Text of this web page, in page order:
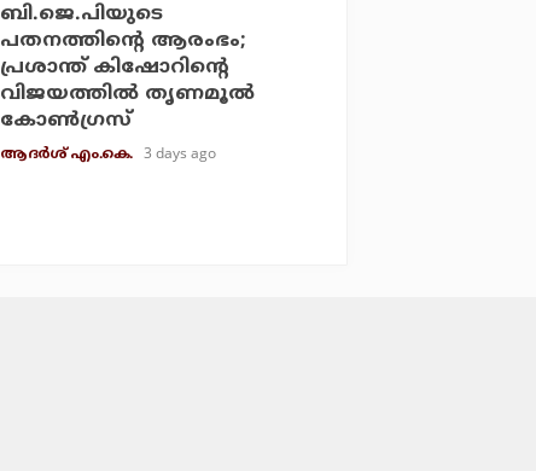
ബി.ജെ.പിയുടെ
പതനത്തിന്റെ ആരംഭം;
പ്രശാന്ത് കിഷോറിന്റെ
വിജയത്തില്‍ തൃണമൂല്‍
കോണ്‍ഗ്രസ്
ആദർശ് എം.കെ. 3 days ago